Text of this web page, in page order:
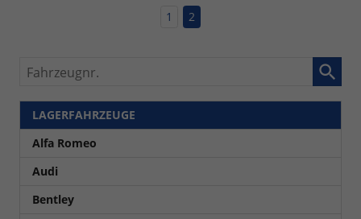
1 2
Fahrzeugnr.
LAGERFAHRZEUGE
Alfa Romeo
Audi
Bentley